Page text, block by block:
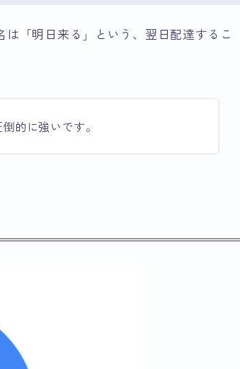
は「明日来る」という、翌日配達するこ
的に強いです。